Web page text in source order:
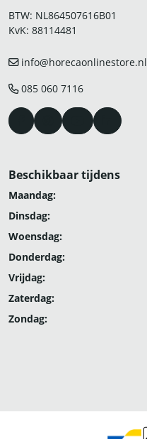
BTW: NL864507616B01
KvK: 88114481
info@horecaonlinestore.nl
085 060 7116
Beschikbaar tijdens
Maandag:
Dinsdag:
Woensdag:
Donderdag:
Vrijdag:
Zaterdag:
Zondag: